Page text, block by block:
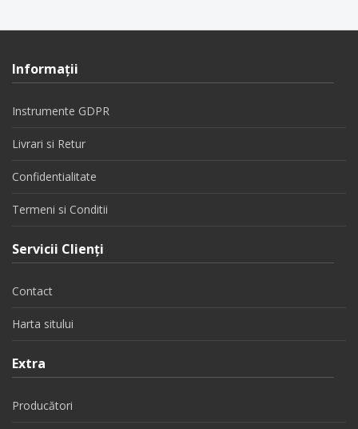
Informaţii
Instrumente GDPR
Livrari si Retur
Confidentialitate
Termeni si Conditii
Servicii Clienţi
Contact
Harta sitului
Extra
Producători